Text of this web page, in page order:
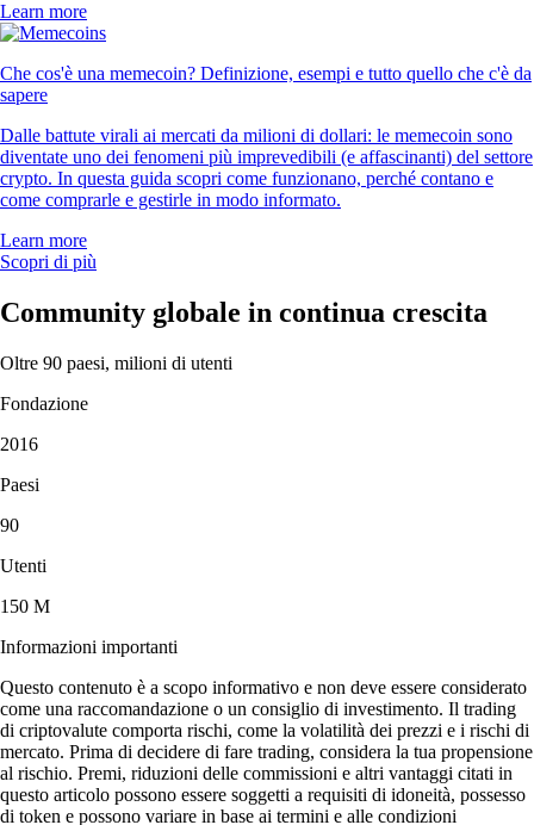
Learn more
Che cos'è una memecoin? Definizione, esempi e tutto quello che c'è da
sapere
Dalle battute virali ai mercati da milioni di dollari: le memecoin sono
diventate uno dei fenomeni più imprevedibili (e affascinanti) del settore
crypto. In questa guida scopri come funzionano, perché contano e
come comprarle e gestirle in modo informato.
Learn more
Scopri di più
Community globale in continua crescita
Oltre 90 paesi, milioni di utenti
Fondazione
2016
Paesi
90
Utenti
150 M
Informazioni importanti
Questo contenuto è a scopo informativo e non deve essere considerato
come una raccomandazione o un consiglio di investimento. Il trading
di criptovalute comporta rischi, come la volatilità dei prezzi e i rischi di
mercato. Prima di decidere di fare trading, considera la tua propensione
al rischio. Premi, riduzioni delle commissioni e altri vantaggi citati in
questo articolo possono essere soggetti a requisiti di idoneità, possesso
di token e possono variare in base ai termini e alle condizioni